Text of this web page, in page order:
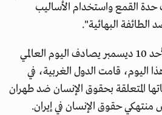
القمع واستخدام الأساليب
البهائية".
تجدر الإشارة إلى أن يوم الأحد 10 ديسمبر يصادف اليوم العالمي
اليوم، قامت الدول الغربية، في
المتعلقة بحقوق الإنسان ضد طهران
حقوق الإنسان في إيران.